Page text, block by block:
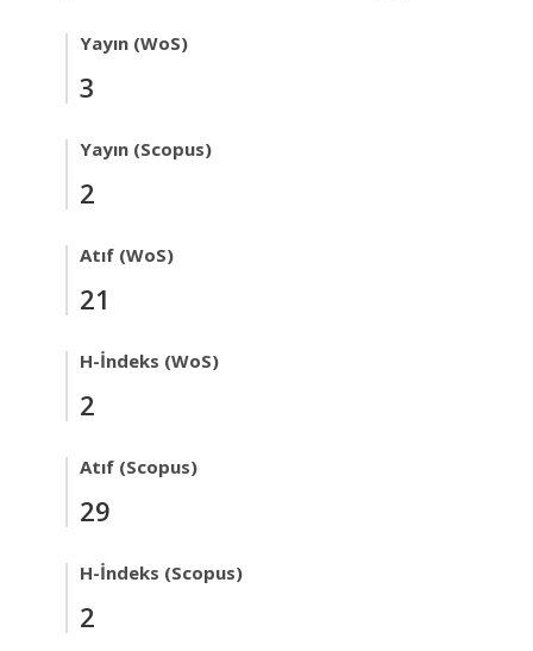
Yayın (WoS)
3
Yayın (Scopus)
2
Atıf (WoS)
21
H-İndeks (WoS)
2
Atıf (Scopus)
29
H-İndeks (Scopus)
2